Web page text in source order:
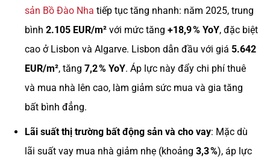
sản Bồ Đào Nha tiếp tục tăng nhanh: năm 2025, trung
bình 2.105 EUR/m²với mức tăng +18,9 % YoY, đặc biệt
cao ở Lisbon và Algarve. Lisbon dẫn đầu với giá 5.642
EUR/m², tăng 7,2 % YoY. Áp lực này đẩy chi phí thuê
và mua nhà lên cao, làm giảm sức mua và gia tăng
bất bình đẳng.
Lãi suất thị trường bất động sản và cho vay: Mặc dù
lãi suất vay mua nhà giảm nhẹ (khoảng 3,3 %), áp lực